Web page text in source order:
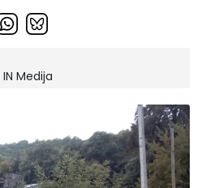
IN Medija